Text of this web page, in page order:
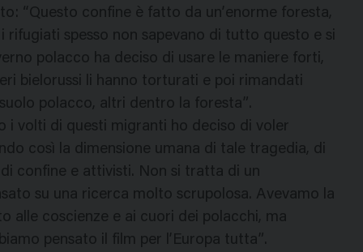
“Questo confine è fatto da un’enorme foresta,
rifugiati spesso non sapevano di tutto questo e si
polacco ha deciso di usare le maniere forti,
bielorussi li hanno torturati e poi rimandati
polacco, altri dentro la foresta”.
i volti di questi migranti ho deciso di voler
così la dimensione umana di tale tragedia, di
confine e attivisti. Non si tratta di un
su una ricerca molto scrupolosa. Avevamo la
alle coscienze e ai cuori dei polacchi, ma
pensato il film per l’Europa tutta”.